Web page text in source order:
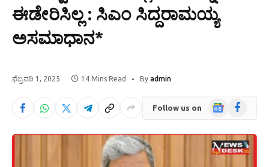
ಈಡೇರಿಸಿಲ್ಲ : ಸಿಎಂ ಸಿದ್ದರಾಮಯ್ಯ
ಅಸಮಾಧಾನ*
ಫೆಬ್ರವರಿ 1, 2025 14 Mins Read By admin
Follow us on
GoogleFacebook